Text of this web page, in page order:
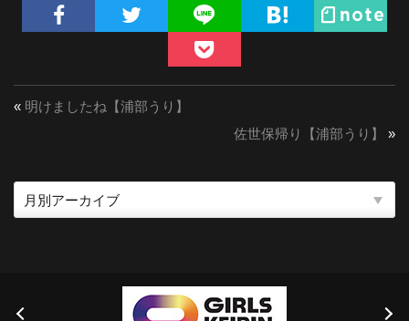
« 明けましたね【浦部うり】
佐世保帰り【浦部うり】
»